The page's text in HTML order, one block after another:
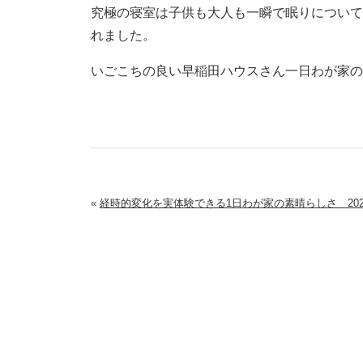
究極の寝室は子供も大人も一瞬で眠りについ
れました。
いごこちの良い早稲田ハウスさん一日わが家
«経時的変化を実体験できる1日わが家の素晴らしさ